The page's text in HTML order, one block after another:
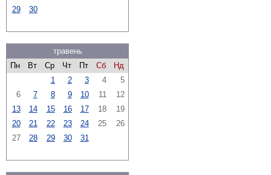
29
30
травень
Пн
Вт Ср Чт Пт Сб
Нд
1
2 3 4
5
6
7 8 9 10 11
12
13
14 15 16 17 18
19
20
21 22 23 24 25
26
27
28 29 30 31